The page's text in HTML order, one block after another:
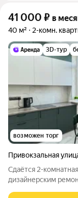
41 000 ₽ в
40 м² 2-комн.
3D-тур
возможен торг
Привокзальная
Сдаётся 2-
дизайнерским